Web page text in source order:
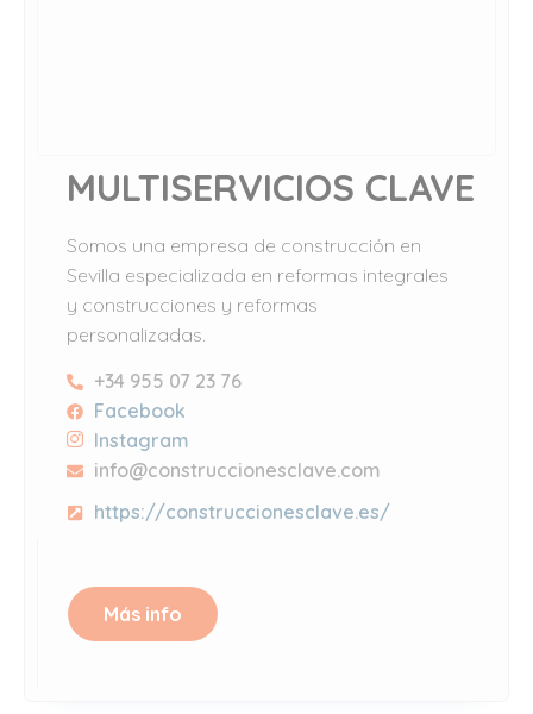
MULTISERVICIOS CLAVE
Somos una empresa de construcción en
Sevilla especializada en reformas integrales
y construcciones y reformas
personalizadas.
+34 955 07 23 76
Facebook
Instagram
info@construccionesclave.com
https://construccionesclave.es/
Más info